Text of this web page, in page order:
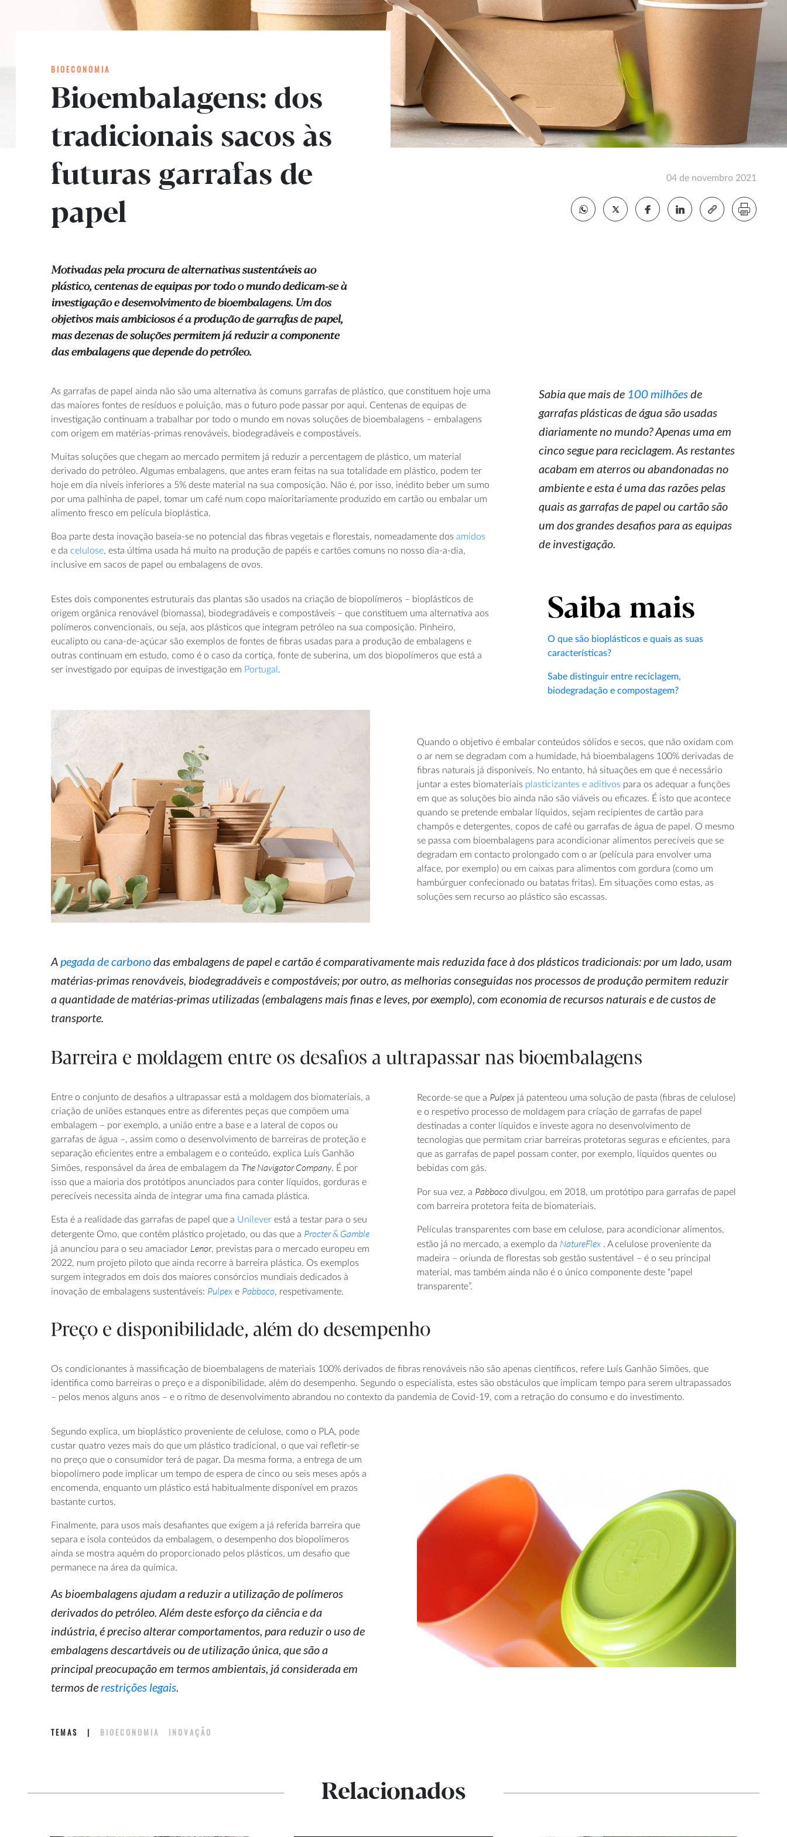
BIOECONOMIA
Bioembalagens: dos
tradicionais sacos às
futuras garrafas de
papel
Motivadas pela procura de alternativas sustentáveis ao
plástico, centenas de equipas por todo o mundo dedicam-se à
investigação e desenvolvimento de bioembalagens. Um dos
objetivos mais ambiciosos é a produção de garrafas de papel,
mas dezenas de soluções permitem já reduzir a componente
das embalagens que depende do petróleo.
04 de novembro 2021
As garrafas de papel ainda não são uma alternativa às comuns garrafas de plástico, que constituem hoje uma
das maiores fontes de resíduos e poluição, mas o futuro pode passar por aqui. Centenas de equipas de
investigação continuam a trabalhar por todo o mundo em novas soluções de bioembalagens – embalagens
com origem em matérias-primas renováveis, biodegradáveis e compostáveis.
Muitas soluções que chegam ao mercado permitem já reduzir a percentagem de plástico, um material
derivado do petróleo. Algumas embalagens, que antes eram feitas na sua totalidade em plástico, podem ter
hoje em dia níveis inferiores a 5% deste material na sua composição. Não é, por isso, inédito beber um sumo
por uma palhinha de papel, tomar um café num copo maioritariamente produzido em cartão ou embalar um
alimento fresco em película bioplástica.
Boa parte desta inovação baseia-se no potencial das fibras vegetais e florestais, nomeadamente dos amidos
e da celulose, esta última usada há muito na produção de papéis e cartões comuns no nosso dia-a-dia,
inclusive em sacos de papel ou embalagens de ovos.
Sabia que mais de 100 milhõesde
garrafas plásticas de água são usadas
diariamente no mundo? Apenas uma em
cinco segue para reciclagem. As restantes
acabam em aterros ou abandonadas no
ambiente e esta é uma das razões pelas
quais as garrafas de papel ou cartão são
um dos grandes desafios para as equipas
de investigação.
Estes dois componentes estruturais das plantas são usados na criação de biopolímeros – bioplásticos de
origem orgânica renovável (biomassa), biodegradáveis e compostáveis – que constituem uma alternativa aos
polímeros convencionais, ou seja, aos plásticos que integram petróleo na sua composição. Pinheiro,
eucalipto ou cana-de-açúcar são exemplos de fontes de fibras usadas para a produção de embalagens e
outras continuam em estudo, como é o caso da cortiça, fonte de suberina, um dos biopolímeros que está a
ser investigado por equipas de investigação em Portugal .
Saiba mais
O que são bioplásticos e quais as suas
características?
Sabe distinguir entre reciclagem,
biodegradação e compostagem?
Quando o objetivo é embalar conteúdos sólidos e secos, que não oxidam com
o ar nem se degradam com a humidade, há bioembalagens 100% derivadas de
fibras naturais já disponíveis. No entanto, há situações em que é necessário
juntar a estes biomateriais plasticizantes e aditivos para os adequar a funções
em que as soluções bio ainda não são viáveis ou eficazes. É isto que acontece
quando se pretende embalar líquidos, sejam recipientes de cartão para
champôs e detergentes, copos de café ou garrafas de água de papel. O mesmo
se passa com bioembalagens para acondicionar alimentos perecíveis que se
degradam em contacto prolongado com o ar (película para envolver uma
alface, por exemplo) ou em caixas para alimentos com gordura (como um
hambúrguer confecionado ou batatas fritas). Em situações como estas, as
soluções sem recurso ao plástico são escassas.
Apegada de carbonodas embalagens de papel e cartão é comparativamente mais reduzida face à dos plásticos tradicionais: por um lado, usam
matérias-primas renováveis, biodegradáveis e compostáveis; por outro, as melhorias conseguidas nos processos de produção permitem reduzir
a quantidade de matérias-primas utilizadas (embalagens mais finas e leves, por exemplo), com economia de recursos naturais e de custos de
transporte.
Barreira e moldagem entre os desafios a ultrapassar nas bioembalagens
Entre o conjunto de desafios a ultrapassar está a moldagem dos biomateriais, a
criação de uniões estanques entre as diferentes peças que compõem uma
embalagem – por exemplo, a união entre a base e a lateral de copos ou
garrafas de água –, assim como o desenvolvimento de barreiras de proteção e
separação eficientes entre a embalagem e o conteúdo, explica Luís Ganhão
Simões, responsável da área de embalagem da The Navigator Company. É por
isso que a maioria dos protótipos anunciados para conter líquidos, gorduras e
perecíveis necessita ainda de integrar uma fina camada plástica.
Esta é a realidade das garrafas de papel que a Unilever está a testar para o seu
detergente Omo, que contêm plástico projetado, ou das que a Procter & Gamble
já anunciou para o seu amaciador Lenor, previstas para o mercado europeu em
2022, num projeto piloto que ainda recorre à barreira plástica. Os exemplos
surgem integrados em dois dos maiores consórcios mundiais dedicados à
inovação de embalagens sustentáveis: Pulpex e Pabboco, respetivamente.
Recorde-se que a Pulpex já patenteou uma solução de pasta (fibras de celulose)
e o respetivo processo de moldagem para criação de garrafas de papel
destinadas a conter líquidos e investe agora no desenvolvimento de
tecnologias que permitam criar barreiras protetoras seguras e eficientes, para
que as garrafas de papel possam conter, por exemplo, líquidos quentes ou
bebidas com gás.
Por sua vez, a Pabboco divulgou, em 2018, um protótipo para garrafas de papel
com barreira protetora feita de biomateriais.
Películas transparentes com base em celulose, para acondicionar alimentos,
estão já no mercado, a exemplo da NatureFlex . A celulose proveniente da
madeira – oriunda de florestas sob gestão sustentável – é o seu principal
material, mas também ainda não é o único componente deste “papel
transparente”.
Preço e disponibilidade, além do desempenho
Os condicionantes à massificação de bioembalagens de materiais 100% derivados de fibras renováveis não são apenas científicos, refere Luís Ganhão Simões, que
identifica como barreiras o preço e a disponibilidade, além do desempenho. Segundo o especialista, estes são obstáculos que implicam tempo para serem ultrapassados
– pelos menos alguns anos – e o ritmo de desenvolvimento abrandou no contexto da pandemia de Covid-19, com a retração do consumo e do investimento.
Segundo explica, um bioplástico proveniente de celulose, como o PLA, pode
custar quatro vezes mais do que um plástico tradicional, o que vai refletir-se
no preço que o consumidor terá de pagar. Da mesma forma, a entrega de um
biopolímero pode implicar um tempo de espera de cinco ou seis meses após a
encomenda, enquanto um plástico está habitualmente disponível em prazos
bastante curtos.
Finalmente, para usos mais desafiantes que exigem a já referida barreira que
separa e isola conteúdos da embalagem, o desempenho dos biopolímeros
ainda se mostra aquém do proporcionado pelos plásticos, um desafio que
permanece na área da química.
As bioembalagens ajudam a reduzir a utilização de polímeros
derivados do petróleo. Além deste esforço da ciência e da
indústria, é preciso alterar comportamentos, para reduzir o uso de
embalagens descartáveis ou de utilização única, que são a
principal preocupação em termos ambientais, já considerada em
termos derestrições legais.
TEMAS | BIOECONOMIA INOVAÇÃO
Relacionados